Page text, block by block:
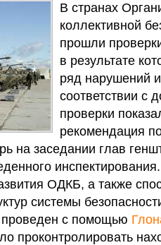
В странах
коллективной
прошли
в результате
ряд нарушений
соответствии с
проверки
рекомендация
на заседании глав
ОДКБ, а также
системы
с помощью
проконтролировать